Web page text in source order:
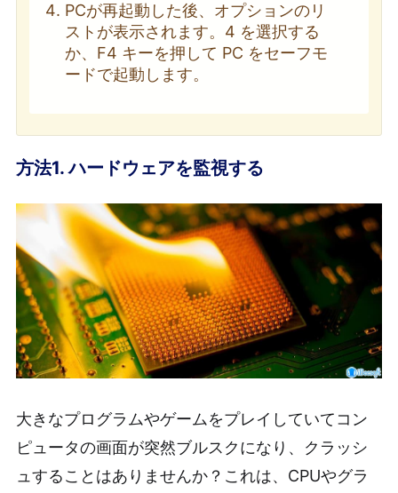
PCが再起動した後、オプションのリ
ストが表示されます。4 を選択する
か、F4 キーを押して PC をセーフモ
ードで起動します。
方法1. ハードウェアを監視する
大きなプログラムやゲームをプレイしていてコン
ピュータの画面が突然ブルスクになり、クラッシ
ュすることはありませんか？これは、CPUやグラ